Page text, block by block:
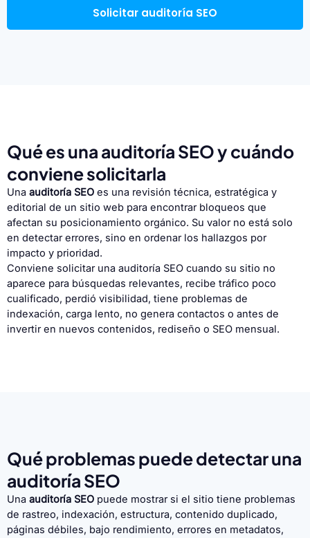
Solicitar auditoría SEO
Qué es una auditoría SEO y cuándo
conviene solicitarla
Una auditoría SEO es una revisión técnica, estratégica y
editorial de un sitio web para encontrar bloqueos que
afectan su posicionamiento orgánico. Su valor no está solo
en detectar errores, sino en ordenar los hallazgos por
impacto y prioridad.
Conviene solicitar una auditoría SEO cuando su sitio no
aparece para búsquedas relevantes, recibe tráfico poco
cualificado, perdió visibilidad, tiene problemas de
indexación, carga lento, no genera contactos o antes de
invertir en nuevos contenidos, rediseño o SEO mensual.
Qué problemas puede detectar una
auditoría SEO
Una auditoría SEO puede mostrar si el sitio tiene problemas
de rastreo, indexación, estructura, contenido duplicado,
páginas débiles, bajo rendimiento, errores en metadatos,